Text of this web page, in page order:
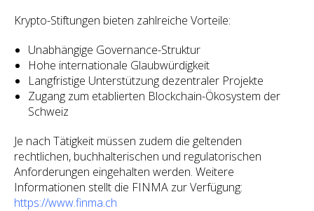
Krypto-Stiftungen bieten zahlreiche Vorteile:
Unabhängige Governance-Struktur
Hohe internationale Glaubwürdigkeit
Langfristige Unterstützung dezentraler Projekte
Zugang zum etablierten Blockchain-Ökosystem der
Schweiz
Je nach Tätigkeit müssen zudem die geltenden
rechtlichen, buchhalterischen und regulatorischen
Anforderungen eingehalten werden. Weitere
Informationen stellt die FINMA zur Verfügung:
https://www.finma.ch